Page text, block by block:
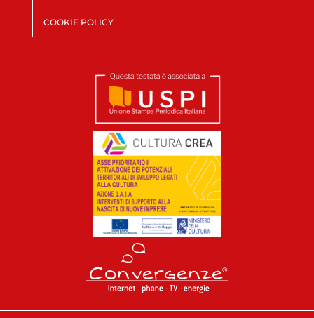
COOKIE POLICY